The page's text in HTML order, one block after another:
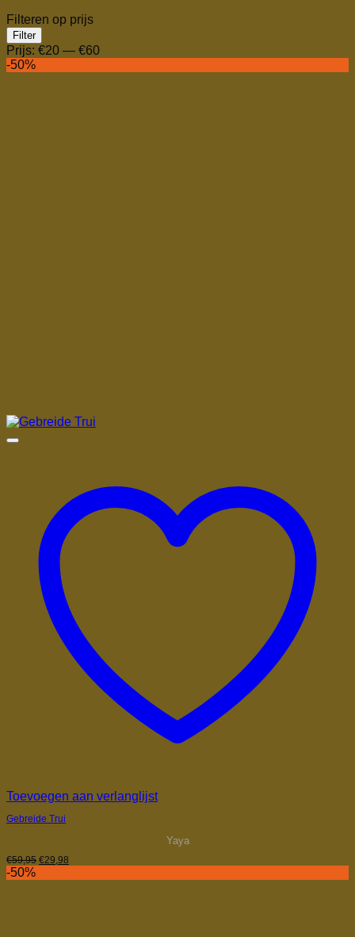
Filteren op prijs
Min.
prijs
Max.
prijs
Filter
Prijs: €20 — €60
-50%
Toevoegen aan verlanglijst
Gebreide Trui
Yaya
€59,95 Oorspronkelijke
was:
€29,98
is:
-50%